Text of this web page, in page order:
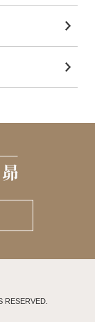
RESERVED.